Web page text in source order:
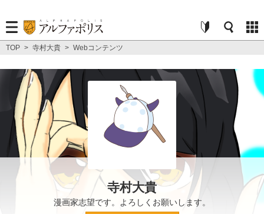
TOP > 寺村大貴 > Webコンテンツ
寺村大貴
漫画家志望です。よろしくお願いします。